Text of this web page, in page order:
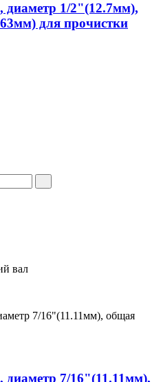
диаметр 1/2"(12.7мм),
для пpочистки
вал
диаметр 7/16"(11.11мм),